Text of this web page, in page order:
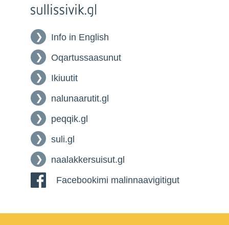
Info in English
Oqartussaasunut
Ikiuutit
nalunaarutit.gl
peqqik.gl
suli.gl
naalakkersuisut.gl
Facebookimi malinnaavigitigut